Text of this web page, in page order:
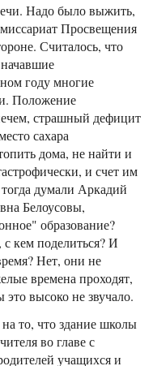
Надо было выжить,
Просвещения
Считалось, что
году многие
Положение
страшный дефицит
сахара
дома, не найти и
и счет им
думали Аркадий
Белоусовы,
образование?
кем поделиться? И
Нет, они не
времена проходят,
высоко не звучало.
то, что здание школы
во главе с
учащихся и